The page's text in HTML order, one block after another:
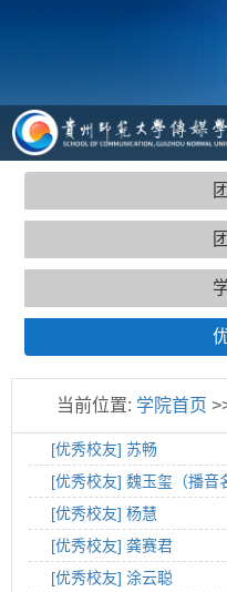
当前位置: 学院首页
[优秀校友] 苏畅
[优秀校友] 魏玉玺（播音
[优秀校友] 杨慧
[优秀校友] 龚赛君
[优秀校友] 涂云聪